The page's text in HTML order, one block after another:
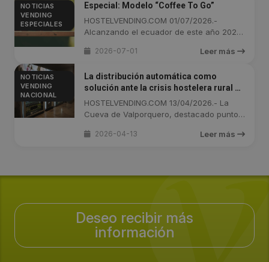
NOTICIAS
VENDING
ESPECIALES
Especial: Modelo “Coffee To Go”
HOSTELVENDING.COM 01/07/2026.-
Alcanzando el ecuador de este año 2026,
2026-07-01 Leer más
NOTICIAS
VENDING
NACIONAL
La distribución automática como
solución ante la crisis hostelera rural en
la Cueva de Valporquero
HOSTELVENDING.COM 13/04/2026.- La
Cueva de Valporquero, destacado punto
2026-04-13 Leer más
Deseo recibir más
información